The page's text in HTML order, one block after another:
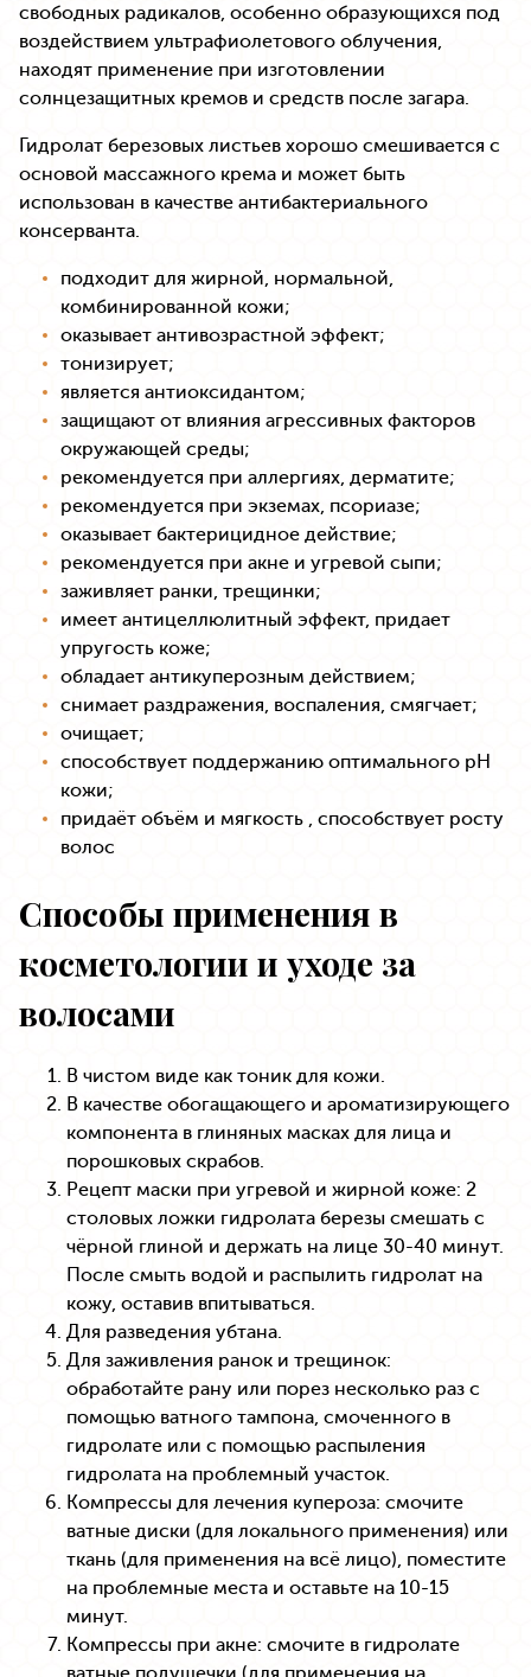
свободных радикалов, особенно образующихся под
воздействием ультрафиолетового облучения,
находят применение при изготовлении
солнцезащитных кремов и средств после загара.
Гидролат березовых листьев хорошо смешивается с
основой массажного крема и может быть
использован в качестве антибактериального
консерванта.
подходит для жирной, нормальной,
комбинированной кожи;
оказывает антивозрастной эффект;
тонизирует;
является антиоксидантом;
защищают от влияния агрессивных факторов
окружающей среды;
рекомендуется при аллергиях, дерматите;
рекомендуется при экземах, псориазе;
оказывает бактерицидное действие;
рекомендуется при акне и угревой сыпи;
заживляет ранки, трещинки;
имеет антицеллюлитный эффект, придает
упругость коже;
обладает антикуперозным действием;
снимает раздражения, воспаления, смягчает;
очищает;
способствует поддержанию оптимального рН
кожи;
придаёт объём и мягкость , способствует росту
волос
Способы применения в
косметологии и уходе за
волосами
В чистом виде как тоник для кожи.
В качестве обогащающего и ароматизирующего
компонента в глиняных масках для лица и
порошковых скрабов.
Рецепт маски при угревой и жирной коже: 2
столовых ложки гидролата березы смешать с
чёрной глиной и держать на лице 30-40 минут.
После смыть водой и распылить гидролат на
кожу, оставив впитываться.
Для разведения убтана.
Для заживления ранок и трещинок:
обработайте рану или порез несколько раз с
помощью ватного тампона, смоченного в
гидролате или с помощью распыления
гидролата на проблемный участок.
Компрессы для лечения купероза: смочите
ватные диски (для локального применения) или
ткань (для применения на всё лицо), поместите
на проблемные места и оставьте на 10-15
минут.
Компрессы при акне: смочите в гидролате